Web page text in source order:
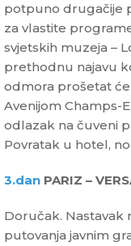
potpuno drugačije
za vlastite
svjetskih muzeja –
prethodnu najavu
odmora prošetat
Avenijom Champs-
odlazak na čuveni
Povratak u hotel,
3.dan PARIZ –
Doručak. Nastavak
putovanja javnim